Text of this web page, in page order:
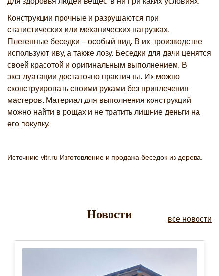
Конструкции прочные и разрушаются при
статистических или механических нагрузках.
Плетенные беседки – особый вид. В их производстве
используют иву, а также лозу. Беседки для дачи ценятся
своей красотой и оригинальным выполнением. В
эксплуатации достаточно практичны. Их можно
сконструировать своими руками без привлечения
мастеров. Материал для выполнения конструкций
можно найти в рощах и не тратить лишние деньги на
его покупку.
Источник: vltr.ru Изготовление и продажа беседок из дерева.
Новости все новости